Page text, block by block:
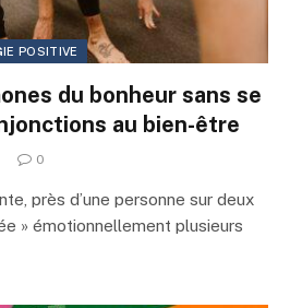
POSITIVE
du bonheur sans se
au bien-être
0
près d’une personne sur deux
» émotionnellement plusieurs